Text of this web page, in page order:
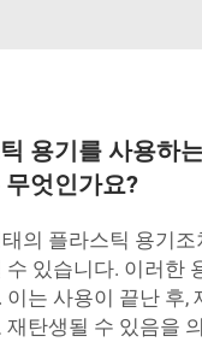
용기를 사용하
엇인가요?
의 플라스틱 용기조
수 있습니다. 이러한
는 사용이 끝난 후,
재탄생될 수 있음을